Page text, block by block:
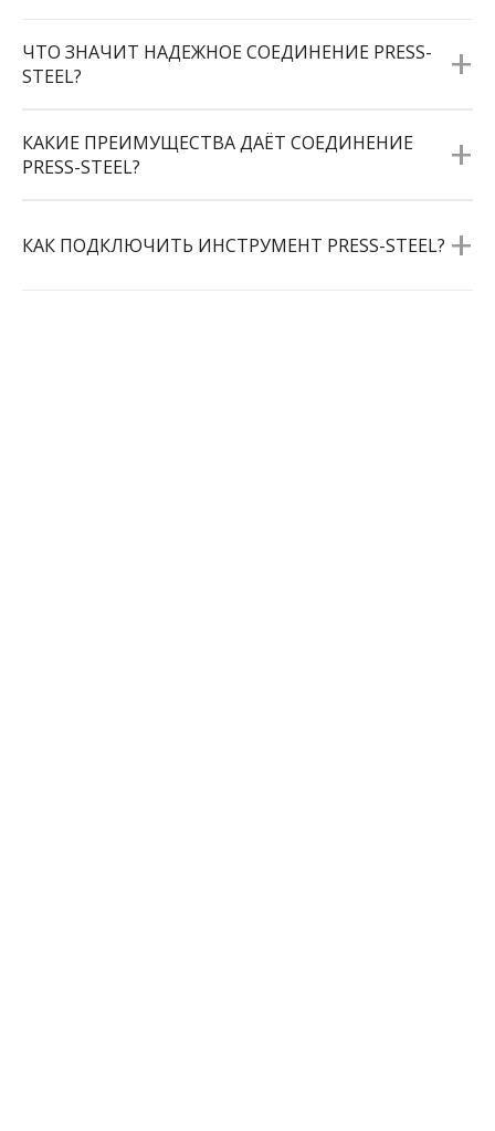
ЧТО ЗНАЧИТ НАДЕЖНОЕ СОЕДИНЕНИЕ PRESS-
STEEL?
+
КАКИЕ ПРЕИМУЩЕСТВА ДАЁТ СОЕДИНЕНИЕ
PRESS-STEEL?
+
КАК ПОДКЛЮЧИТЬ ИНСТРУМЕНТ PRESS-STEEL? +